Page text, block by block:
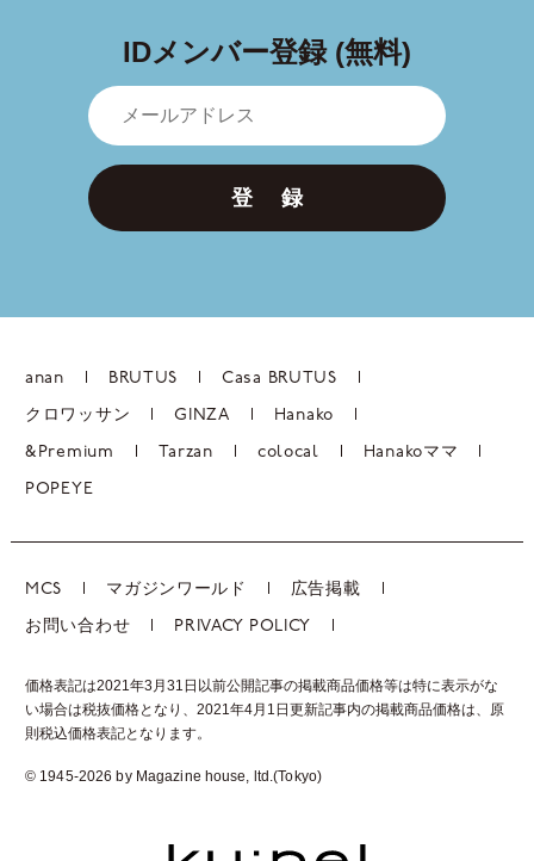
IDメンバー登録 (無料)
登 録
anan BRUTUS Casa BRUTUS
クロワッサン GINZA Hanako
&Premium Tarzan colocal Hanakoママ
POPEYE
MCS マガジンワールド 広告掲載
お問い合わせ PRIVACY POLICY
価格表記は2021年3月31日以前公開記事の掲載商品価格等は特に表示がな
い場合は税抜価格となり、2021年4月1日更新記事内の掲載商品価格は、 原
則税込価格表記となります。
© 1945-2026 by Magazine house, ltd.(Tokyo)